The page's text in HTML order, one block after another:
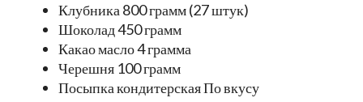
Клубника 800 грамм (27 штук)
Шоколад 450 грамм
Какао масло 4 грамма
Черешня 100 грамм
Посыпка кондитерская По вкусу